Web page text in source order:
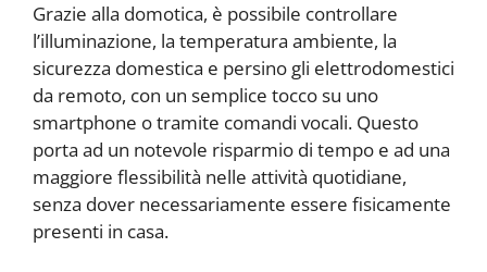
Grazie alla domotica, è possibile controllare
l’illuminazione, la temperatura ambiente, la
sicurezza domestica e persino gli elettrodomestici
da remoto, con un semplice tocco su uno
smartphone o tramite comandi vocali. Questo
porta ad un notevole risparmio di tempo e ad una
maggiore flessibilità nelle attività quotidiane,
senza dover necessariamente essere fisicamente
presenti in casa.